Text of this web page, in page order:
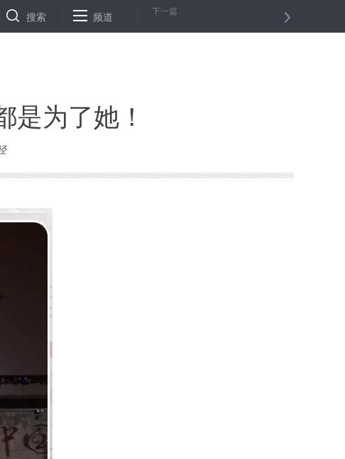
新华时评：月明中秋，最是思国怀远时 通讯：“我们必须采取措施了
搜索 频道 下一篇
是为了她！